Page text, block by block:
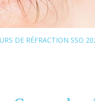
DE RÉFRACTION SSO